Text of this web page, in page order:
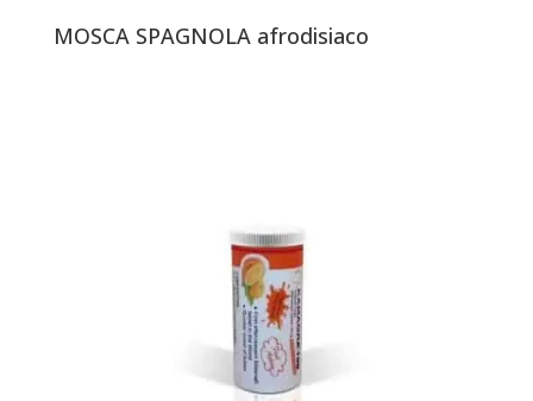
MOSCA SPAGNOLA afrodisiaco